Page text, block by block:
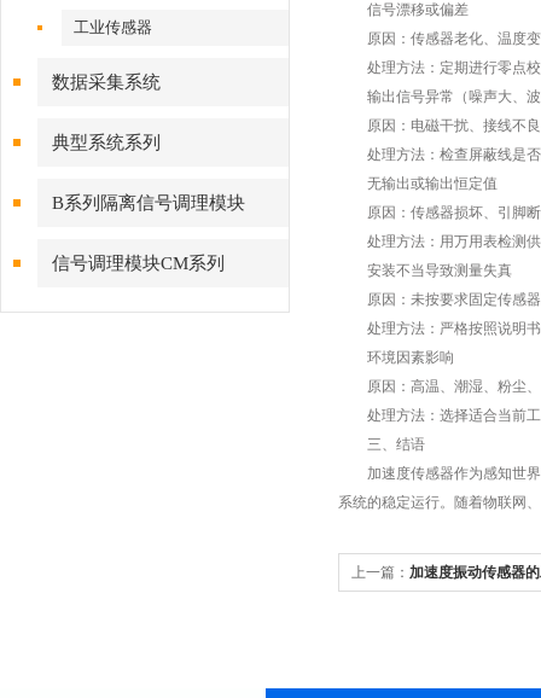
工业传感器
数据采集系统
典型系统系列
B系列隔离信号调理模块
信号调理模块CM系列
信号漂移或偏差
原因：传感器老化、温度变
处理方法：定期进行零点校
输出信号异常（噪声大、波
原因：电磁干扰、接线不良
处理方法：检查屏蔽线是否
无输出或输出恒定值
原因：传感器损坏、引脚断
处理方法：用万用表检测供
安装不当导致测量失真
原因：未按要求固定传感器
处理方法：严格按照说明书
环境因素影响
原因：高温、潮湿、粉尘、
处理方法：选择适合当前工
三、结语
加速度传感器作为感知世界
系统的稳定运行。随着物联网
上一篇： 加速度振动传感器